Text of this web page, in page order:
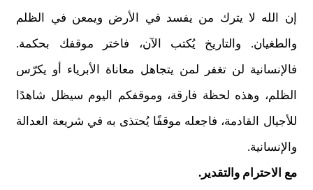
إن الله لا يترك من يفسد في الأرض ويمعن في الظلم
والطغيان. والتاريخ يُكتب الآن، فاختر موقفك بحكمة.
فالإنسانية لن تغفر لمن يتجاهل معاناة الأبرياء أو يكرّس
الظلم، وهذه لحظة فارقة، وموقفكم اليوم سيظل شاهدًا
للأجيال القادمة، فاجعله موقفًا يُحتذى به في شريعة العدالة
والإنسانية.
مع الاحترام والتقدير.